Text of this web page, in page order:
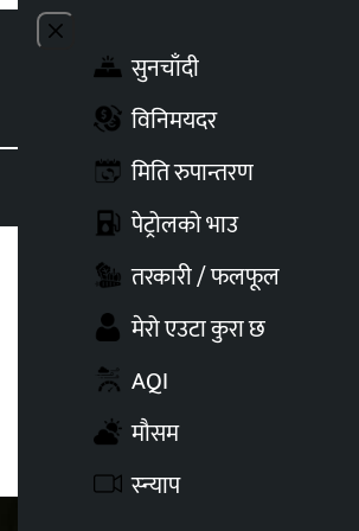
Close menu
सुनचाँदी
विनिमयदर
मिति रुपान्तरण
पेट्रोलको भाउ
तरकारी / फलफूल
मेरो एउटा कुरा छ
AQI
मौसम
स्न्याप